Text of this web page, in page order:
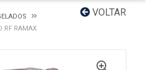
VOLTAR
RF RAMAX